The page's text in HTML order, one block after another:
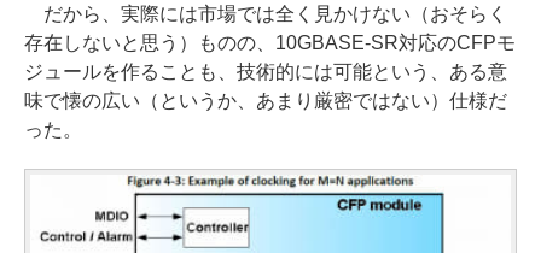
だから、実際には市場では全く見かけない（おそらく
存在しないと思う）ものの、10GBASE-SR対応のCFPモ
ジュールを作ることも、技術的には可能という、ある意
味で懐の広い（というか、あまり厳密ではない）仕様だ
った。